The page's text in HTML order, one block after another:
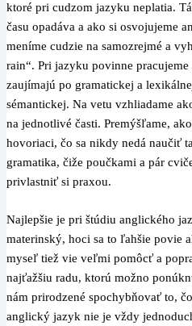
ktoré pri cudzom jazyku neplatia.
času opadáva a ako si osvojujeme
meníme cudzie na samozrejmé a
rain“. Pri jazyku povinne
zaujímajú po gramatickej a
sémantickej. Na vetu vzhliadame
na jednotlivé časti. Premýšľame,
hovoriaci, čo sa nikdy nedá naučiť
gramatika, čiže poučkami a pár
privlastniť si praxou.
Najlepšie je pri štúdiu anglického
materinský, hoci sa to ľahšie povie
myseľ tiež vie veľmi pomôcť a
najťažšiu radu, ktorú možno
nám prirodzené spochybňovať to,
anglický jazyk nie je vždy